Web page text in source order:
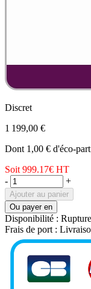
Discret
1 199,00 €
Dont 1,00 € d'éco-
Soit 999.17€ HT
-
+
Ajouter au panier
Ou payer en
Disponibilité :
Frais de port :